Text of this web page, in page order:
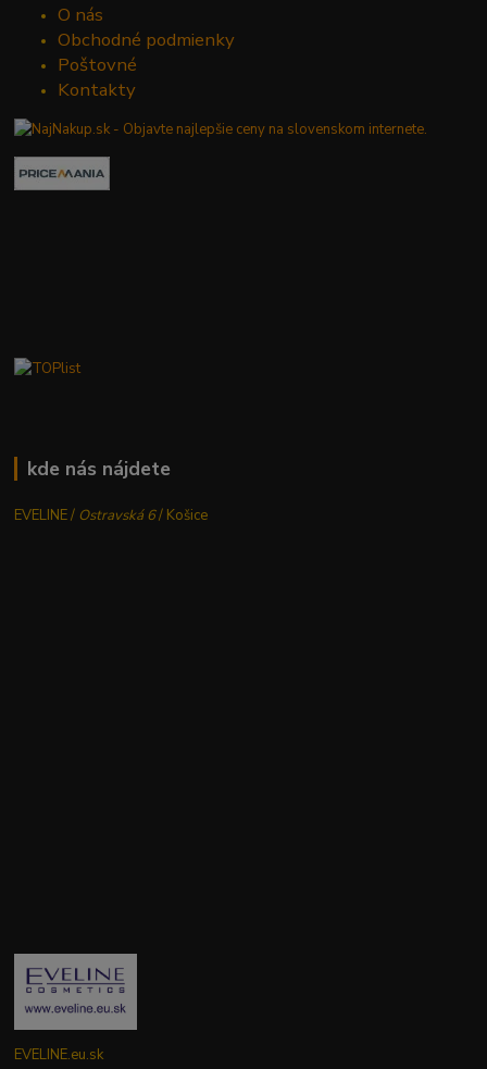
O nás
Obchodné podmienky
Poštovné
Kontakty
kde nás nájdete
EVELINE / Ostravská 6/ Košice
EVELINE.eu.sk